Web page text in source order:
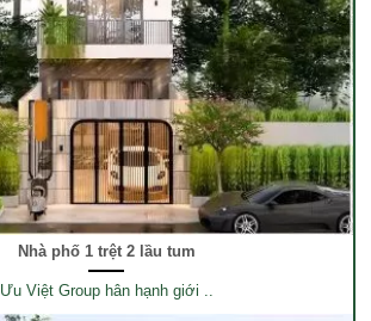
Nhà phố 1 trệt 2 lầu tum
Ưu Việt Group hân hạnh giới ..